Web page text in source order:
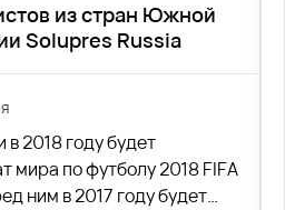
из стран Южной
Solupres Russia
в 2018 году будет
мира по футболу 2018 FIFA
ним в 2017 году будет